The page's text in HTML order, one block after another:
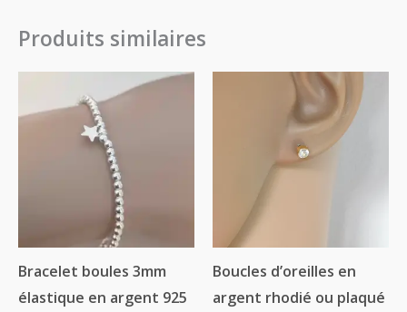
Produits similaires
Bracelet boules 3mm
élastique en argent 925
Boucles d’oreilles en
argent rhodié ou plaqué
Plage
de
prix :
13.50€